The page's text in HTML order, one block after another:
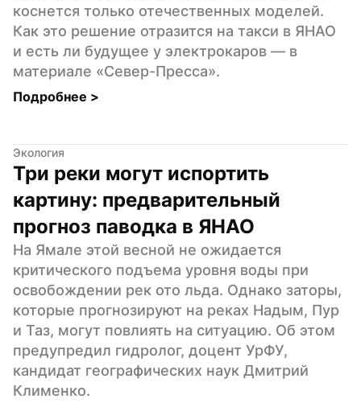
коснется только отечественных моделей.
Как это решение отразится на такси в ЯНАО
и есть ли будущее у электрокаров — в
материале «Север-Пресса».
Подробнее >
Экология
Три реки могут испортить
картину: предварительный
прогноз паводка в ЯНАО
На Ямале этой весной не ожидается
критического подъема уровня воды при
освобождении рек ото льда. Однако заторы,
которые прогнозируют на реках Надым, Пур
и Таз, могут повлиять на ситуацию. Об этом
предупредил гидролог, доцент УрФУ,
кандидат географических наук Дмитрий
Клименко.